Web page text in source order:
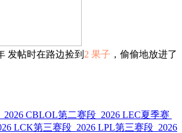
发帖时在路边捡到 2 果子 ，偷偷地放进了
2026 CBLOL第二赛段 2026 LEC夏季赛
LCK第三赛段 2026 LPL第三赛段 2026